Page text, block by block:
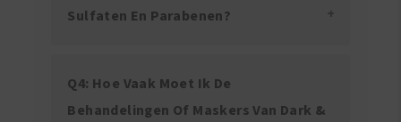
Sulfaten En Parabenen?
Q4: Hoe Vaak Moet Ik De
Behandelingen Of Maskers Van Dark &